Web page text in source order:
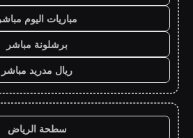
مباريات اليوم مباشر
برشلونة مباشر
ريال مدريد مباشر
سطحة الرياض